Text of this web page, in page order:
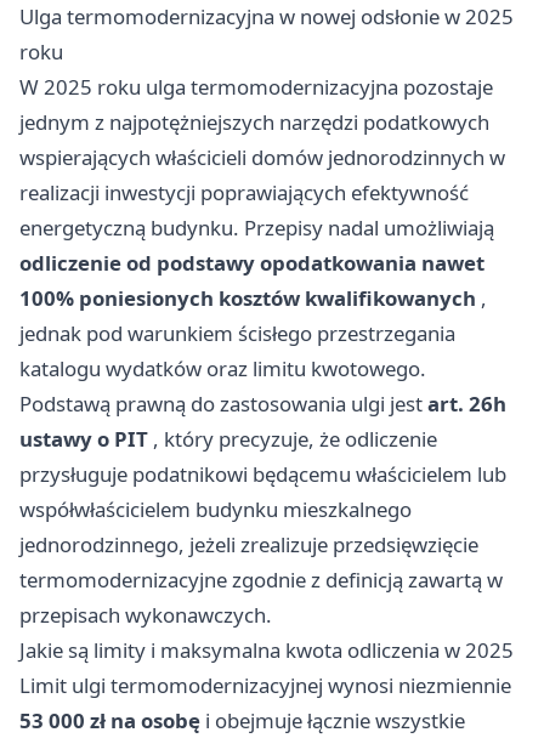
Ulga termomodernizacyjna w nowej odsłonie w 2025
roku
W 2025 roku ulga termomodernizacyjna pozostaje
jednym z najpotężniejszych narzędzi podatkowych
wspierających właścicieli domów jednorodzinnych w
realizacji inwestycji poprawiających efektywność
energetyczną budynku. Przepisy nadal umożliwiają
odliczenie od podstawy opodatkowania nawet
100% poniesionych kosztów kwalifikowanych ,
jednak pod warunkiem ścisłego przestrzegania
katalogu wydatków oraz limitu kwotowego.
Podstawą prawną do zastosowania ulgi jestart. 26h
ustawy o PIT , który precyzuje, że odliczenie
przysługuje podatnikowi będącemu właścicielem lub
współwłaścicielem budynku mieszkalnego
jednorodzinnego, jeżeli zrealizuje przedsięwzięcie
termomodernizacyjne zgodnie z definicją zawartą w
przepisach wykonawczych.
Jakie są limity i maksymalna kwota odliczenia w 2025
Limit ulgi termomodernizacyjnej wynosi niezmiennie
53 000 zł na osobę i obejmuje łącznie wszystkie